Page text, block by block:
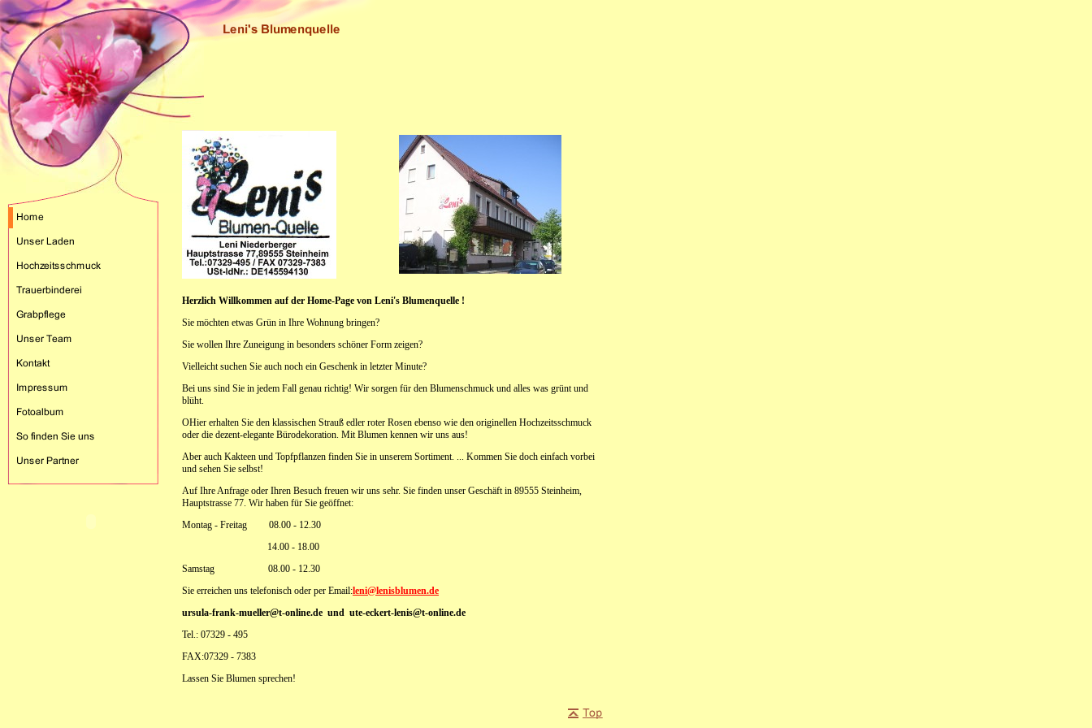
Herzlich Willkommen auf der Home-Page von Leni's Blumenquelle !
Sie möchten etwas Grün in Ihre Wohnung bringen?
Sie wollen Ihre Zuneigung in besonders schöner Form zeigen?
Vielleicht suchen Sie auch noch ein Geschenk in letzter Minute?
Bei uns sind Sie in jedem Fall genau richtig! Wir sorgen für den Blumenschmuck und alles was grünt und
blüht.
OHier erhalten Sie den klassischen Strauß edler roter Rosen ebenso wie den originellen Hochzeitsschmuck
oder die dezent-elegante Bürodekoration. Mit Blumen kennen wir uns aus!
Aber auch Kakteen und Topfpflanzen finden Sie in unserem Sortiment. ... Kommen Sie doch einfach vorbei
und sehen Sie selbst!
Auf Ihre Anfrage oder Ihren Besuch freuen wir uns sehr. Sie finden unser Geschäft in 89555 Steinheim,
Hauptstrasse 77. Wir haben für Sie geöffnet:
Montag - Freitag 08.00 - 12.30
14.00 - 18.00
Samstag 08.00 - 12.30
Sie erreichen uns telefonisch oder per Email:leni@lenisblumen.de
ursula-frank-mueller@t-online.de und ute-eckert-lenis@t-online.de
Tel.: 07329 - 495
FAX:07329 - 7383
Lassen Sie Blumen sprechen!